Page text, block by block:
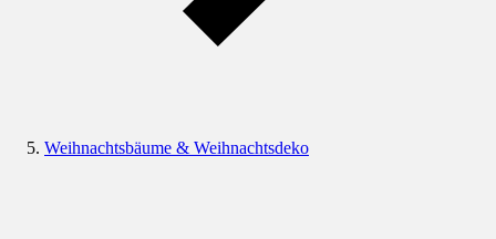
Weihnachtsbäume & Weihnachtsdeko